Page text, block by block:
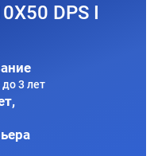
DPS I
3 лет